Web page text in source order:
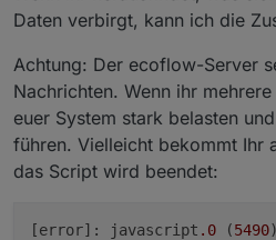
Daten verbirgt, kann ich die
Achtung: Der ecoflow-Server
Nachrichten. Wenn ihr
euer System stark belasten
führen. Vielleicht bekommt Ihr
das Script wird beendet:
[error]: javascript .0 (5490